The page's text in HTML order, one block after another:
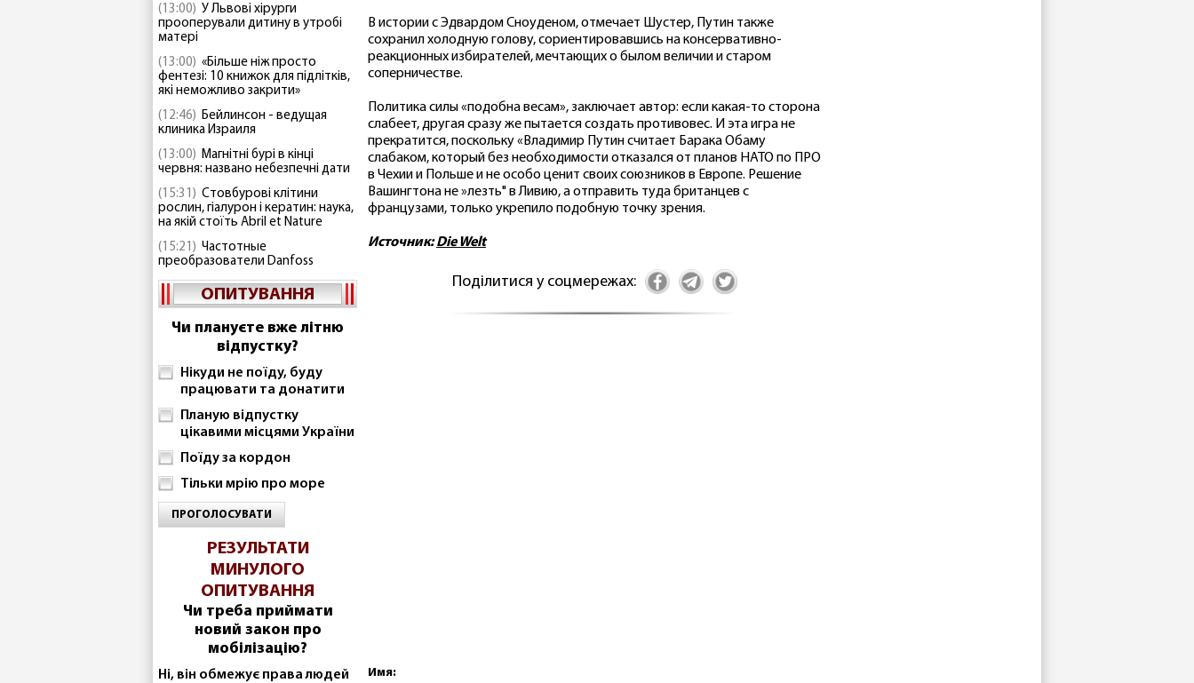
(13:00) У Львові хірурги
прооперували дитину в утробі
матері
(13:00) «Більше ніж просто
фентезі: 10 книжок для підлітків,
які неможливо закрити»
(12:46) Бейлинсон - ведущая
клиника Израиля
(13:00) Магнітні бурі в кінці
червня: названо небезпечні дати
(15:31) Стовбурові клітини
рослин, гіалурон і кератин: наука,
на якій стоїть Abril et Nature
(15:21) Частотные
преобразователи Danfoss
ОПИТУВАННЯ
Чи плануєте вже літню
відпустку?
Нікуди не поїду, буду
працювати та донатити
Планую відпустку
цікавими місцями України
Поїду за кордон
Тільки мрію про море
ПРОГОЛОСУВАТИ
РЕЗУЛЬТАТИ
МИНУЛОГО
ОПИТУВАННЯ
Чи треба приймати
новий закон про
мобілізацію?
Ні, він обмежує права людей
В истории с Эдвардом Сноуденом, отмечает Шустер, Путин также
сохранил холодную голову, сориентировавшись на консервативно-
реакционных избирателей, мечтающих о былом величии и старом
соперничестве.
Политика силы «подобна весам», заключает автор: если какая-то сторона
слабеет, другая сразу же пытается создать противовес. И эта игра не
прекратится, поскольку «Владимир Путин считает Барака Обаму
слабаком, который без необходимости отказался от планов НАТО по ПРО
в Чехии и Польше и не особо ценит своих союзников в Европе. Решение
Вашингтона не »лезть" в Ливию, а отправить туда британцев с
французами, только укрепило подобную точку зрения.
Источник:Die Welt
Поділитися у соцмережах:
Имя: